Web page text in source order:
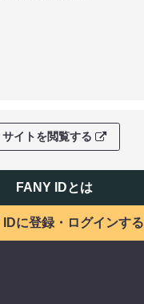
サイトを閲覧する
FANY IDとは
IDに登録・ログインする